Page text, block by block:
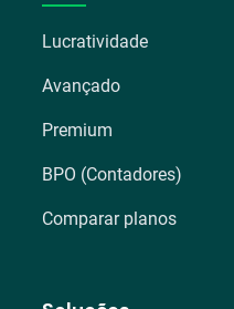
Lucratividade
Avançado
Premium
BPO (Contadores)
Comparar planos